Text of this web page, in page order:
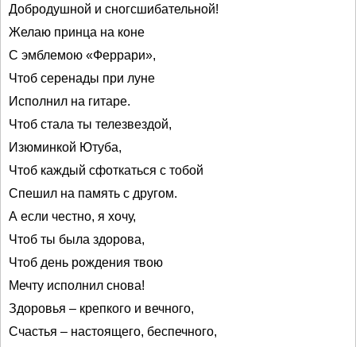
Добродушной и сногсшибательной!
Желаю принца на коне
С эмблемою «Феррари»,
Чтоб серенады при луне
Исполнил на гитаре.
Чтоб стала ты телезвездой,
Изюминкой Ютуба,
Чтоб каждый сфоткаться с тобой
Спешил на память с другом.
А если честно, я хочу,
Чтоб ты была здорова,
Чтоб день рождения твою
Мечту исполнил снова!
Здоровья – крепкого и вечного,
Счастья – настоящего, беспечного,